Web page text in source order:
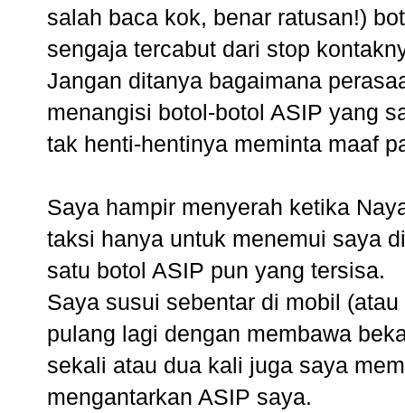
salah baca kok, benar ratusan!)
sengaja tercabut dari stop
Jangan ditanya bagaimana
menangisi botol-botol ASIP yang
tak henti-hentinya meminta maaf
Saya hampir menyerah ketika
taksi hanya untuk menemui saya
satu botol ASIP pun yang tersisa.
Saya susui sebentar di mobil
pulang lagi dengan membawa
sekali atau dua kali juga saya
mengantarkan ASIP saya.